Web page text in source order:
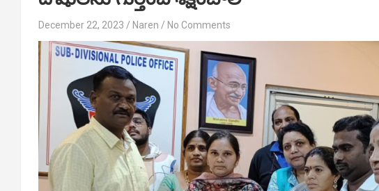
December 22, 2023 Naren No Comments